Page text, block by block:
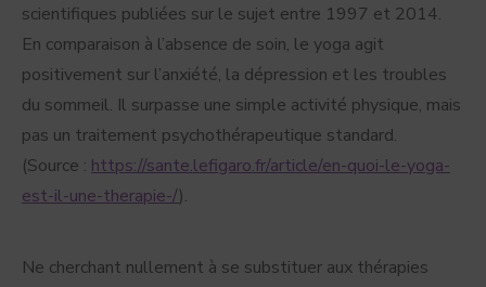
scientifiques publiées sur le sujet entre 1997 et 2014.
En comparaison à l’absence de soin, le yoga agit
positivement sur l’anxiété, la dépression et les troubles
du sommeil. Il surpasse une simple activité physique, mais
pas un traitement psychothérapeutique standard.
(Source : https://sante.lefigaro.fr/article/en-quoi-le-yoga-
est-il-une-therapie-/).
Ne cherchant nullement à se substituer aux thérapies